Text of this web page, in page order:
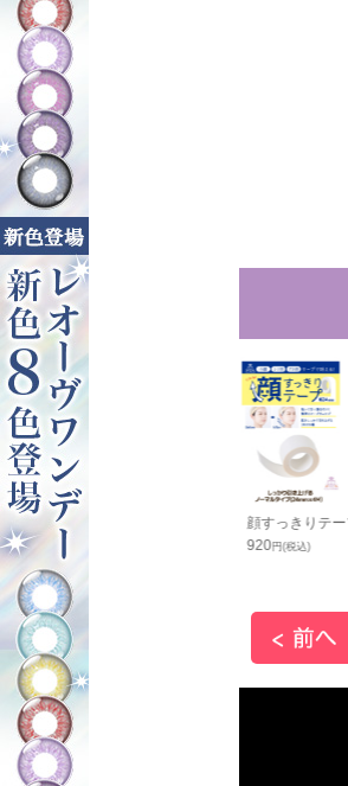
ピアス(イヤ
) ブラック
顔すっきりテ
920 円(税込)